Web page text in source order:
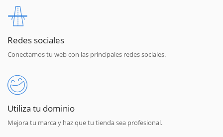
Redes sociales
Conectamos tu web con las principales redes sociales.
Utiliza tu dominio
Mejora tu marca y haz que tu tienda sea profesional.